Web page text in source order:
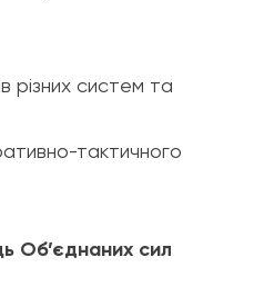
різних систем та
тактичного
Об’єднаних сил